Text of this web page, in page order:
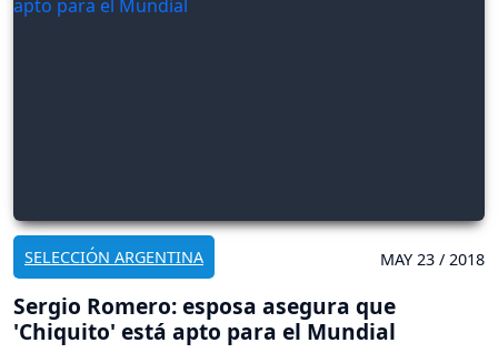
SELECCIÓN ARGENTINA MAY 23 / 2018
Sergio Romero: esposa asegura que
'Chiquito' está apto para el Mundial